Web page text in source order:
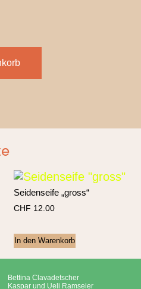
Seidenseife „gross“
CHF 12.00
In den Warenkorb
Bettina Clavadetscher
Kaspar und Ueli Ramseier